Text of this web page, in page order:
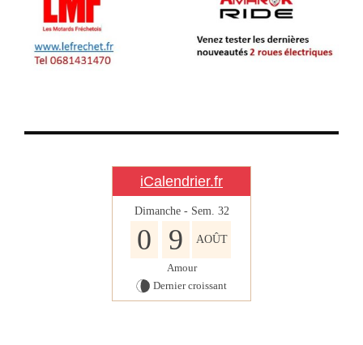
iCalendrier.fr
Dimanche - Sem. 32
0 9 AOÛT
Amour
Dernier croissant